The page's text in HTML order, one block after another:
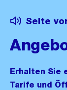
Seite
Erhalten Sie
Tarife und